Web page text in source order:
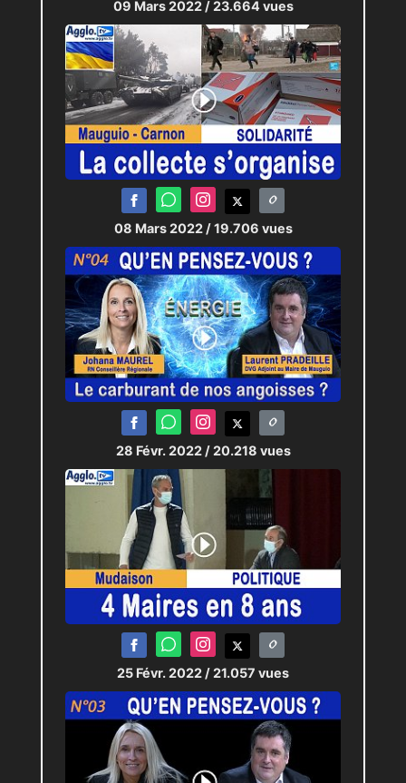
09 Mars 2022 / 23.664 vues
08 Mars 2022 / 19.706 vues
28 Févr. 2022 / 20.218 vues
25 Févr. 2022 / 21.057 vues